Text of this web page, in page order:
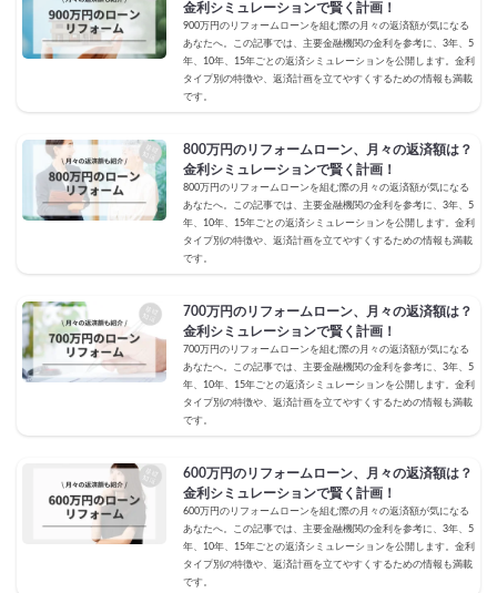
金利シミュレーションで賢く計画！
900万円のリフォームローンを組む際の月々の返済額が気になる
あなたへ。この記事では、主要金融機関の金利を参考に、3年、5
年、10年、15年ごとの返済シミュレーションを公開します。金利
タイプ別の特徴や、返済計画を立てやすくするための情報も満載
です。
800万円のリフォームローン、月々の返済額は？
金利シミュレーションで賢く計画！
800万円のリフォームローンを組む際の月々の返済額が気になる
あなたへ。この記事では、主要金融機関の金利を参考に、3年、5
年、10年、15年ごとの返済シミュレーションを公開します。金利
タイプ別の特徴や、返済計画を立てやすくするための情報も満載
です。
700万円のリフォームローン、月々の返済額は？
金利シミュレーションで賢く計画！
700万円のリフォームローンを組む際の月々の返済額が気になる
あなたへ。この記事では、主要金融機関の金利を参考に、3年、5
年、10年、15年ごとの返済シミュレーションを公開します。金利
タイプ別の特徴や、返済計画を立てやすくするための情報も満載
です。
600万円のリフォームローン、月々の返済額は？
金利シミュレーションで賢く計画！
600万円のリフォームローンを組む際の月々の返済額が気になる
あなたへ。この記事では、主要金融機関の金利を参考に、3年、5
年、10年、15年ごとの返済シミュレーションを公開します。金利
タイプ別の特徴や、返済計画を立てやすくするための情報も満載
です。